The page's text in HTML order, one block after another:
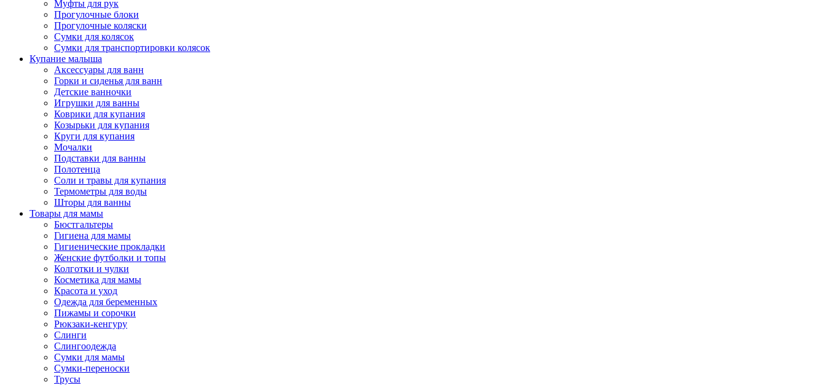
Муфты для рук
Прогулочные блоки
Прогулочные коляски
Сумки для колясок
Сумки для транспортировки колясок
Купание малыша
Аксессуары для ванн
Горки и сиденья для ванн
Детские ванночки
Игрушки для ванны
Коврики для купания
Козырьки для купания
Круги для купания
Мочалки
Подставки для ванны
Полотенца
Соли и травы для купания
Термометры для воды
Шторы для ванны
Товары для мамы
Бюстгальтеры
Гигиена для мамы
Гигиенические прокладки
Женские футболки и топы
Колготки и чулки
Косметика для мамы
Красота и уход
Одежда для беременных
Пижамы и сорочки
Рюкзаки-кенгуру
Слинги
Слингоодежда
Сумки для мамы
Сумки-переноски
Трусы